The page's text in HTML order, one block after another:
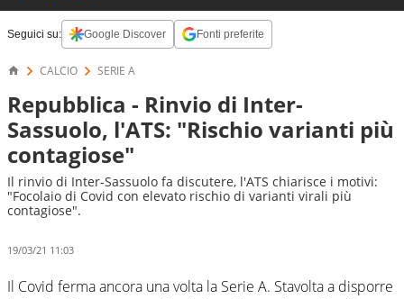
Seguici su: Google Discover Fonti preferite
CALCIO SERIE A
Repubblica - Rinvio di Inter-
Sassuolo, l'ATS: "Rischio varianti più
contagiose"
Il rinvio di Inter-Sassuolo fa discutere, l'ATS chiarisce i motivi:
"Focolaio di Covid con elevato rischio di varianti virali più
contagiose".
19/03/21 11:03
Il Covid ferma ancora una volta la Serie A. Stavolta a disporre